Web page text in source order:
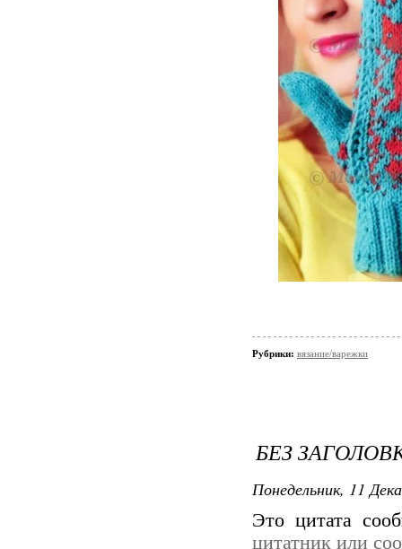
Рубрики: вязание/варежки
БЕЗ
Понедельник, 11
Это цитата
цитатник или